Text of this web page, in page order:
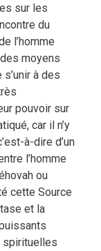
sur les
du
l’homme
moyens
à des
pouvoir sur
car il n’y
à-dire d’un
l’homme
ou
cette Source
et la
spirituelles